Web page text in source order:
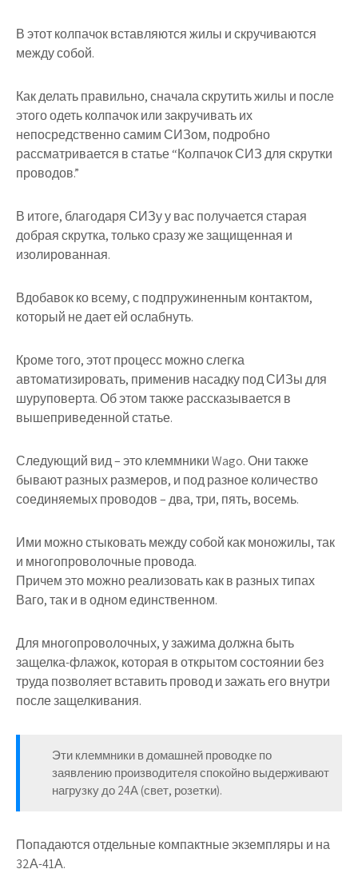
В этот колпачок вставляются жилы и скручиваются
между собой.
Как делать правильно, сначала скрутить жилы и после
этого одеть колпачок или закручивать их
непосредственно самим СИЗом, подробно
рассматривается в статье “Колпачок СИЗ для скрутки
проводов.”
В итоге, благодаря СИЗу у вас получается старая
добрая скрутка, только сразу же защищенная и
изолированная.
Вдобавок ко всему, с подпружиненным контактом,
который не дает ей ослабнуть.
Кроме того, этот процесс можно слегка
автоматизировать, применив насадку под СИЗы для
шуруповерта. Об этом также рассказывается в
вышеприведенной статье.
Следующий вид – это клеммники Wago. Они также
бывают разных размеров, и под разное количество
соединяемых проводов – два, три, пять, восемь.
Ими можно стыковать между собой как моножилы, так
и многопроволочные провода.
Причем это можно реализовать как в разных типах
Ваго, так и в одном единственном.
Для многопроволочных, у зажима должна быть
защелка-флажок, которая в открытом состоянии без
труда позволяет вставить провод и зажать его внутри
после защелкивания.
Эти клеммники в домашней проводке по
заявлению производителя спокойно выдерживают
нагрузку до 24А (свет, розетки).
Попадаются отдельные компактные экземпляры и на
32А-41А.